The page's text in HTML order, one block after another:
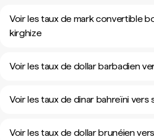
Voir les taux de mark convertible
kirghize
Voir les taux de dollar barbadien
Voir les taux de dinar bahreïni vers
Voir les taux de dollar brunéien